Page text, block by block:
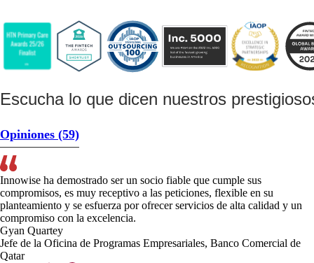
Escucha lo que dicen nuestros
Opiniones (59)
Innowise ha demostrado ser un socio fiable que cumple sus
compromisos, es muy receptivo a las peticiones, flexible en su
planteamiento y se esfuerza por ofrecer servicios de alta calidad y un
compromiso con la excelencia.
Gyan Quartey
Jefe de la Oficina de Programas Empresariales, Banco Comercial de
Qatar